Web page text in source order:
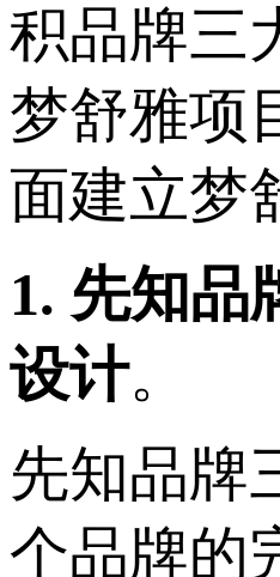
积品牌三
梦舒雅项
面建立梦
1. 先知品
设计。
先知品牌
个品牌的